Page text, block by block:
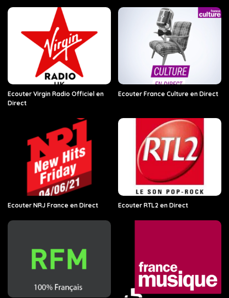
Ecouter Virgin Radio Officiel en
Direct
Ecouter France Culture en Direct
Ecouter NRJ France en Direct Ecouter RTL2 en Direct